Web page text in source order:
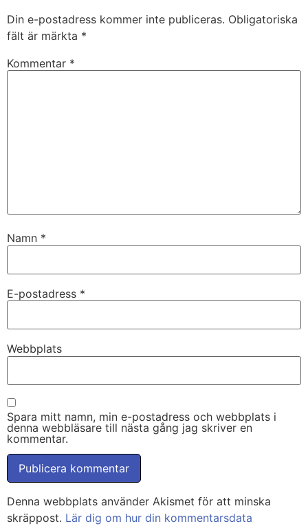
Din e-postadress kommer inte publiceras. Obligatoriska
fält är märkta *
Kommentar *
Namn *
E-postadress *
Webbplats
Spara mitt namn, min e-postadress och webbplats i
denna webbläsare till nästa gång jag skriver en
kommentar.
Denna webbplats använder Akismet för att minska
skräppost. Lär dig om hur din kommentarsdata